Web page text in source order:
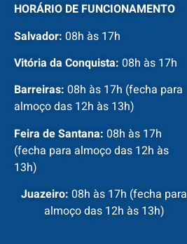
HORÁRIO DE FUNCIONAMENTO
Salvador: 08h às 17h
Vitória da Conquista: 08h às 17h
Barreiras: 08h às 17h (fecha para
almoço das 12h às 13h)
Feira de Santana: 08h às 17h
(fecha para almoço das 12h às
13h)
Juazeiro: 08h às 17h (fecha para
almoço das 12h às 13h)